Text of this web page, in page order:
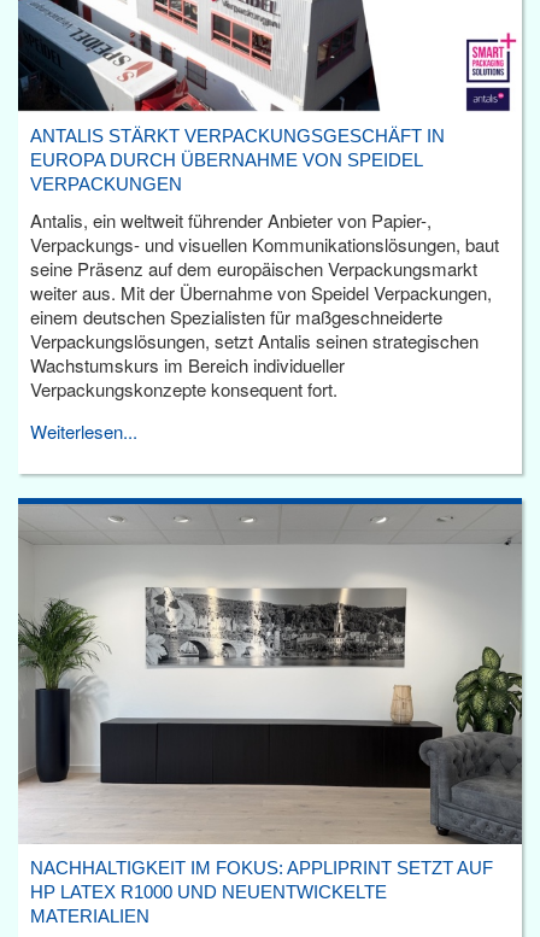
ANTALIS STÄRKT VERPACKUNGSGESCHÄFT IN
EUROPA DURCH ÜBERNAHME VON SPEIDEL
VERPACKUNGEN
Antalis, ein weltweit führender Anbieter von Papier-,
Verpackungs- und visuellen Kommunikationslösungen, baut
seine Präsenz auf dem europäischen Verpackungsmarkt
weiter aus. Mit der Übernahme von Speidel Verpackungen,
einem deutschen Spezialisten für maßgeschneiderte
Verpackungslösungen, setzt Antalis seinen strategischen
Wachstumskurs im Bereich individueller
Verpackungskonzepte konsequent fort.
Weiterlesen...
NACHHALTIGKEIT IM FOKUS: APPLIPRINT SETZT AUF
HP LATEX R1000 UND NEUENTWICKELTE
MATERIALIEN